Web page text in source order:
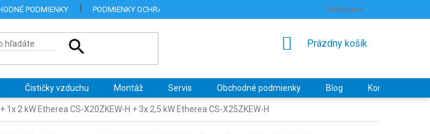
PODMIENKY PODMIENKY OCHRANY OSOBNÝCH ÚDAJOV HODNOTENIE OBCHODU
Prihlásenie
NÁKUPNÝ
Prázdny košík
Čističky vzduchu Montáž Servis Obchodné podmienky Blog Kontakty
2 kW Etherea CS-X20ZKEW-H + 3x 2,5 kW Etherea CS-X25ZKEW-H